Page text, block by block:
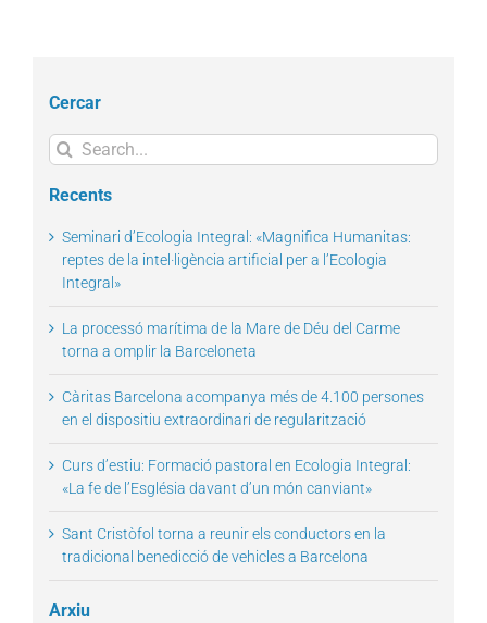
Cercar
Search
for:
Recents
Seminari d’Ecologia Integral: «Magnifica Humanitas:
reptes de la intel·ligència artificial per a l’Ecologia
Integral»
La processó marítima de la Mare de Déu del Carme
torna a omplir la Barceloneta
Càritas Barcelona acompanya més de 4.100 persones
en el dispositiu extraordinari de regularització
Curs d’estiu: Formació pastoral en Ecologia Integral:
«La fe de l’Església davant d’un món canviant»
Sant Cristòfol torna a reunir els conductors en la
tradicional benedicció de vehicles a Barcelona
Arxiu